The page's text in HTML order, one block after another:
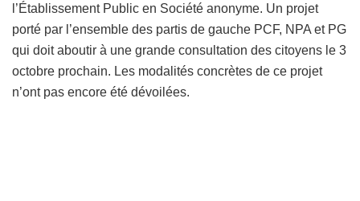
l’Établissement Public en Société anonyme. Un projet
porté par l’ensemble des partis de gauche PCF, NPA et PG
qui doit aboutir à une grande consultation des citoyens le 3
octobre prochain. Les modalités concrètes de ce projet
n’ont pas encore été dévoilées.